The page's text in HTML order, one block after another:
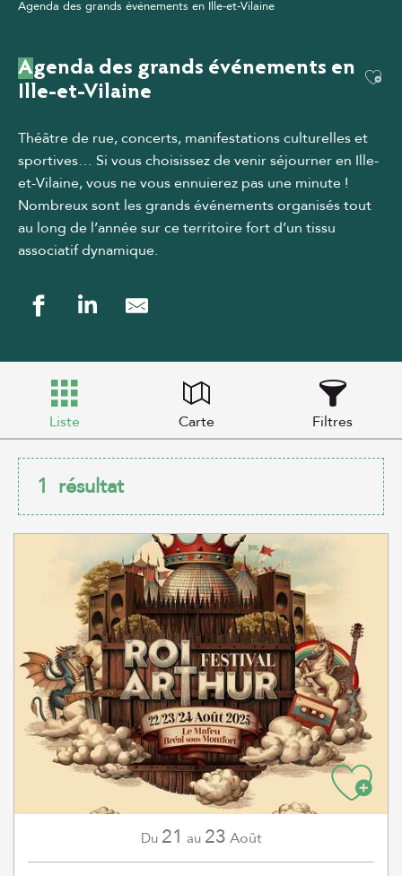
Agenda des grands événements en Ille-et-Vilaine
Agenda des grands événements en
Ille-et-Vilaine
Théâtre de rue, concerts, manifestations culturelles et
sportives… Si vous choisissez de venir séjourner en Ille-
et-Vilaine, vous ne vous ennuierez pas une minute !
Nombreux sont les grands événements organisés tout
au long de l’année sur ce territoire fort d’un tissu
associatif dynamique.
Liste Carte Filtres
1 résultat
Du 21 au 23 Août